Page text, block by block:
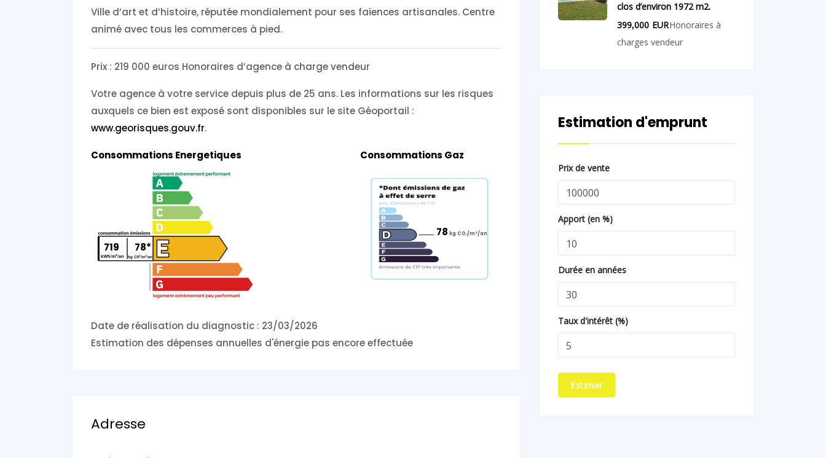
Ville d’art et d’histoire, réputée mondialement pour ses faïences artisanales. Centre
animé avec tous les commerces à pied.
Prix : 219 000 euros Honoraires d’agence à charge vendeur
Votre agence à votre service depuis plus de 25 ans. Les informations sur les risques
auxquels ce bien est exposé sont disponibles sur le site Géoportail :
www.georisques.gouv.fr.
Consommations Energetiques
719 78*
Consommations Gaz
78 kg CO₂/m²/an
Date de réalisation du diagnostic : 23/03/2026
Estimation des dépenses annuelles d'énergie pas encore effectuée
Adresse
clos d’environ 1972 m2.
399,000 EURHonoraires à
charges vendeur
Estimation d'emprunt
Prix de vente
Apport (en %)
Durée en années
Taux d'intérêt (%)
Estimer